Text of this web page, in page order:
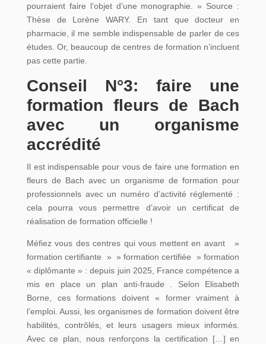
pourraient faire l’objet d’une monographie. » Source :
Thèse de Lorène WARY. En tant que docteur en
pharmacie, il me semble indispensable de parler de ces
études. Or, beaucoup de centres de formation n’incluent
pas cette partie.
Conseil N°3: faire une
formation fleurs de Bach
avec un organisme
accrédité
Il est indispensable pour vous de faire une formation en
fleurs de Bach avec un organisme de formation pour
professionnels avec un numéro d’activité réglementé :
cela pourra vous permettre d’avoir un certificat de
réalisation de formation officielle !
Méfiez vous des centres qui vous mettent en avant »
formation certifiante » » formation certifiée » formation
« diplômante » : depuis juin 2025, France compétence a
mis en place un plan anti-fraude . Selon Elisabeth
Borne, ces formations doivent « former vraiment à
l’emploi. Aussi, les organismes de formation doivent être
habilités, contrôlés, et leurs usagers mieux informés.
Avec ce plan, nous renforçons la certification […] en